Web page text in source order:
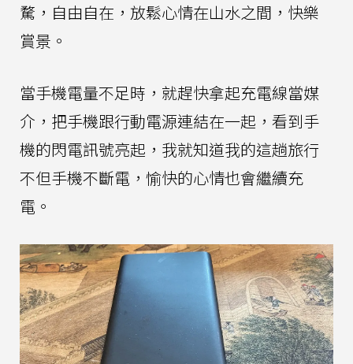
騖，自由自在，放鬆心情在山水之間，快樂
賞景。
當手機電量不足時，就趕快拿起充電線當媒
介，把手機跟行動電源連結在一起，看到手
機的閃電訊號亮起，我就知道我的這趟旅行
不但手機不斷電，愉快的心情也會繼續充
電。